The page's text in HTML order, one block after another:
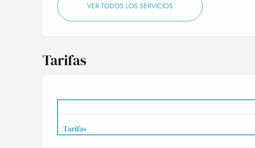
VER TODOS LOS SERVICIOS
Tarifas
Tarifas